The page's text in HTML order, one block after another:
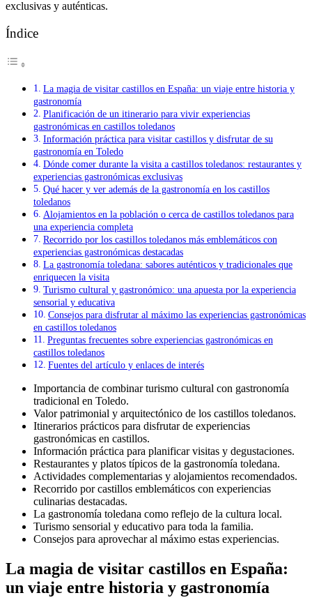
exclusivas y auténticas.
Índice
La magia de visitar castillos en España: un viaje entre historia y
gastronomía
Planificación de un itinerario para vivir experiencias
gastronómicas en castillos toledanos
Información práctica para visitar castillos y disfrutar de su
gastronomía en Toledo
Dónde comer durante la visita a castillos toledanos: restaurantes y
experiencias gastronómicas exclusivas
Qué hacer y ver además de la gastronomía en los castillos
toledanos
Alojamientos en la población o cerca de castillos toledanos para
una experiencia completa
Recorrido por los castillos toledanos más emblemáticos con
experiencias gastronómicas destacadas
La gastronomía toledana: sabores auténticos y tradicionales que
enriquecen la visita
Turismo cultural y gastronómico: una apuesta por la experiencia
sensorial y educativa
Consejos para disfrutar al máximo las experiencias gastronómicas
en castillos toledanos
Preguntas frecuentes sobre experiencias gastronómicas en
castillos toledanos
Fuentes del artículo y enlaces de interés
Importancia de combinar turismo cultural con gastronomía
tradicional en Toledo.
Valor patrimonial y arquitectónico de los castillos toledanos.
Itinerarios prácticos para disfrutar de experiencias
gastronómicas en castillos.
Información práctica para planificar visitas y degustaciones.
Restaurantes y platos típicos de la gastronomía toledana.
Actividades complementarias y alojamientos recomendados.
Recorrido por castillos emblemáticos con experiencias
culinarias destacadas.
La gastronomía toledana como reflejo de la cultura local.
Turismo sensorial y educativo para toda la familia.
Consejos para aprovechar al máximo estas experiencias.
La magia de visitar castillos en España:
un viaje entre historia y gastronomía